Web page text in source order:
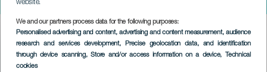
website.
We and our partners process data for the following purposes:
Personalised advertising and content, advertising and content measurement, audience
research and services development, Precise geolocation data, and identification
through device scanning, Store and/or access information on a device, Technical
cookies
dans le M/A/L
Imagen
Listado